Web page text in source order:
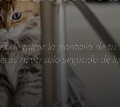
de mirar la pantalla de
ni un solo segundo de